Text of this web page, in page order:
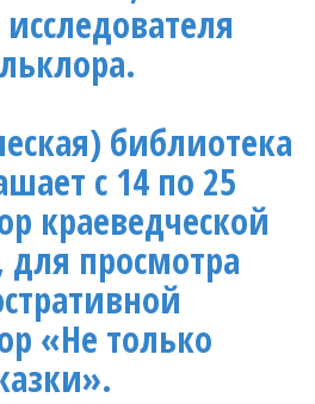
библиотека
с 14 по 25
краеведческой
просмотра
«Не только